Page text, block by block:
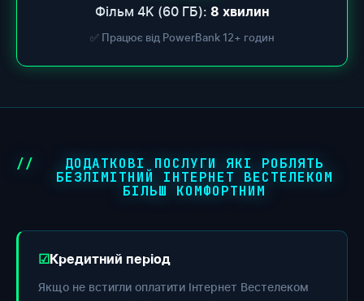
Фільм 4K (60 ГБ): 8 хвилин
✅ Працює від PowerBank 12+ годин
ДОДАТКОВІ ПОСЛУГИ ЯКІ РОБЛЯТЬ
БЕЗЛІМІТНИЙ ІНТЕРНЕТ ВЕСТЕЛЕКОМ
БІЛЬШ КОМФОРТНИМ
Кредитний період
Якщо не встигли оплатити Інтернет Вестелеком